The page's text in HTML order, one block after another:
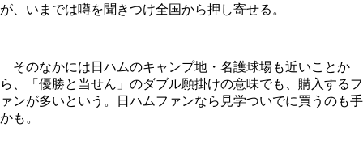
が、いまでは噂を聞きつけ全国から押し寄せる。
そのなかには日ハムのキャンプ地・名護球場も近いことか
ら、「優勝と当せん」のダブル願掛けの意味でも、購入するフ
ァンが多いという。日ハムファンなら見学ついでに買うのも手
かも。